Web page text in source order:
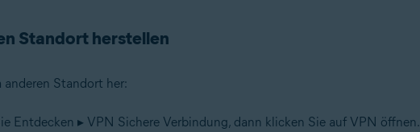
Standort herstellen
anderen Standort her:
Entdecken ▸ VPN Sichere Verbindung, dann klicken Sie auf VPN öffnen.